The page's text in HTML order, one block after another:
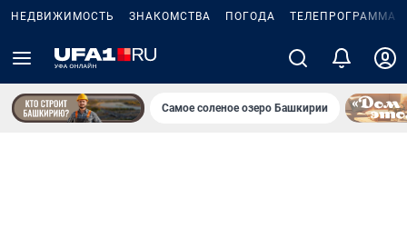
НЕДВИЖИМОСТЬ ЗНАКОМСТВА ПОГОДА ТЕЛЕПРОГРАММА
Самое соленое озеро Башкирии